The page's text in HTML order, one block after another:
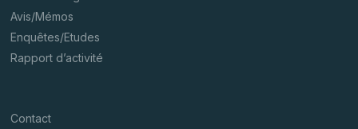
Avis/Mémos
Enquêtes/Etudes
Rapport d’activité
Contact